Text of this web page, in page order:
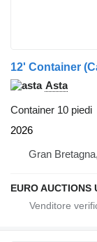
12' Container
Asta
Container 10 piedi
2026
Gran
EURO AUCTIONS